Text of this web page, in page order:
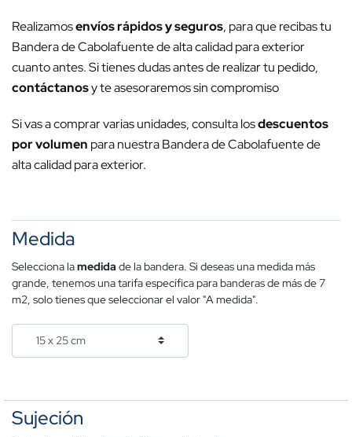
Realizamosenvíos rápidos y seguros, para que recibas tu
Bandera de Cabolafuente de alta calidad para exterior
cuanto antes. Si tienes dudas antes de realizar tu pedido,
contáctanosy te asesoraremos sin compromiso
Si vas a comprar varias unidades, consulta losdescuentos
por volumen para nuestra Bandera de Cabolafuente de
alta calidad para exterior.
Medida
Selecciona lamedida de la bandera. Si deseas una medida más
grande, tenemos una tarifa específica para banderas de más de 7
m2, solo tienes que seleccionar el valor "A medida".
Sujeción